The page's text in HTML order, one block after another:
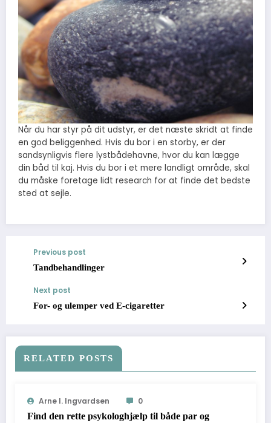
Når du har styr på dit udstyr, er det næste skridt at finde
en god beliggenhed. Hvis du bor i en storby, er der
sandsynligvis flere lystbådehavne, hvor du kan lægge
din båd til kaj. Hvis du bor i et mere landligt område, skal
du måske foretage lidt research for at finde det bedste
sted at sejle.
Previous post
Tandbehandlinger
Next post
For- og ulemper ved E-cigaretter
RELATED POSTS
Arne I. Ingvardsen
0
Find den rette psykologhjælp til både par og